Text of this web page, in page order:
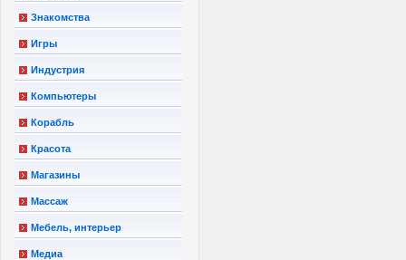
Знакомства
Игры
Индустрия
Компьютеры
Корабль
Красота
Магазины
Массаж
Мебель, интерьер
Медиа